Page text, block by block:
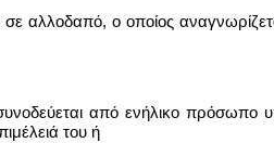
αλλοδαπό, ο οποίος
από ενήλικο πρόσωπο
του ή